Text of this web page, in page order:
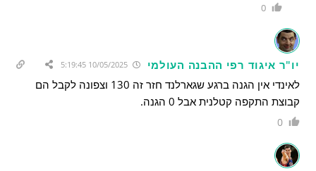
0
יו"ר איגוד רפי ההבנה העולמי 10/05/2025 5:19:45
לאינדי אין הגנה ברגע שגארלנד חזר זה 130 וצפונה לקבל הם
קבוצת התקפה קטלנית אבל 0 הגנה.
0